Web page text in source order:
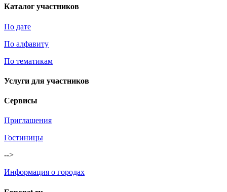
Каталог участников
По дате
По алфавиту
По тематикам
Услуги для участников
Сервисы
Приглашения
Гостиницы
-->
Информация о городах